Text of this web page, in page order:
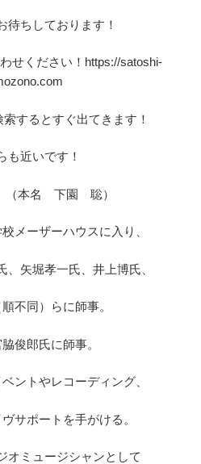
待ちしております！
せください！https://satoshi-
するとすぐ出てきます！
も近いです！
本名 下園 聡）
メーザーハウスに入り、
、矢堀孝一氏、井上博氏、
不同）らに師事。
俊郎氏に師事。
ントやレコーディング、
サポートを手がける。
オミュージシャンとして